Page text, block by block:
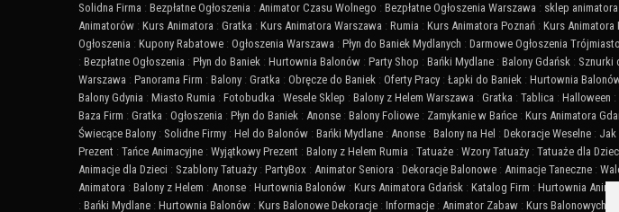
Solidna Firma : Bezpłatne Ogłoszenia : Animator Czasu Wolnego : Bezpłatne Ogłoszenia Warszawa : sklep animatora
Animatorów : Kurs Animatora : Gratka : Kurs Animatora Warszawa : Rumia : Kurs Animatora Poznań : Kurs Animatora
Ogłoszenia : Kupony Rabatowe : Ogłoszenia Warszawa : Płyn do Baniek Mydlanych : Darmowe Ogłoszenia Trójmiasto
: Bezpłatne Ogłoszenia : Płyn do Baniek : Hurtownia Balonów : Party Shop : Bańki Mydlane : Balony Gdańsk : Sznurki
Warszawa : Panorama Firm : Balony : Gratka : Obręcze do Baniek : Oferty Pracy : Łapki do Baniek : Hurtownia
Balony Gdynia : Miasto Rumia : Fotobudka : Wesele Sklep : Balony z Helem Warszawa : Gratka : Tablica : Halloween :
Baza Firm : Gratka : Ogłoszenia : Płyn do Baniek : Anonse : Balony Foliowe : Zamykanie w Bańce : Kurs Animatora
Świecące Balony : Solidne Firmy : Hel do Balonów : Bańki Mydlane : Anonse : Balony na Hel : Dekoracje Weselne : Jak
Prezent : Tańce Animacyjne : Wyjątkowy Prezent : Balony z Helem Rumia : Tatuaże : Wzory Tatuaży : Tatuaże dla
Animacje dla Dzieci : Szablony Tatuaży : PartyBox : Animator Seniora : Dekoracje Balonowe : Animacje Taneczne :
Animatora : Balony z Helem : Anonse : Hurtownia Balonów : Kurs Animatora Gdańsk : Katalog Firm : Hurtownia
: Bańki Mydlane : Hurtownia Balonów : Kurs Balonowe Dekoracje : Informacje : Animator Zabaw : Kurs Balonowych